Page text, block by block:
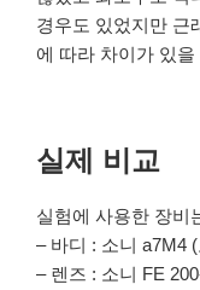
경우도 있었지만 근
에 따라 차이가 있
실제 비교
실험에 사용한 장비
– 바디 : 소니 a7M4
– 렌즈 : 소니 FE